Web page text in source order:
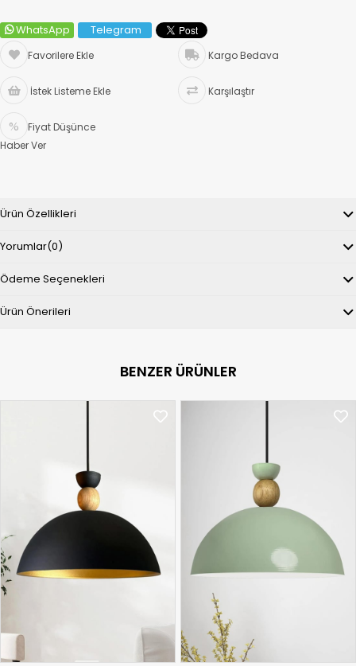
WhatsApp Telegram
Favorilere Ekle Kargo Bedava
İstek Listeme Ekle Karşılaştır
Fiyat Düşünce
Haber Ver
Ürün Özellikleri
Yorumlar(0)
Ödeme Seçenekleri
Ürün Önerileri
BENZER ÜRÜNLER